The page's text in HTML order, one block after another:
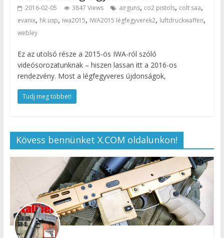
2016-02-05 3847 Views airguns, co2 pistols, colt saa,
evanix, hk usp, iwa2015, IWA2015 légfegyverek2, luftdruckwaffen,
webley
Ez az utolsó része a 2015-ös IWA-ról szóló
videósorozatunknak – hiszen lassan itt a 2016-os
rendezvény. Most a légfegyveres újdonságok,
Tudj meg többet!
Kövess bennünket X.COM oldalunkon!